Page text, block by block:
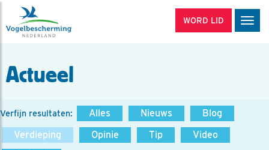
WORD LID
Actueel
Verfijn resultaten: Alles Nieuws
Blog
Verdieping
Opinie Tip
Video